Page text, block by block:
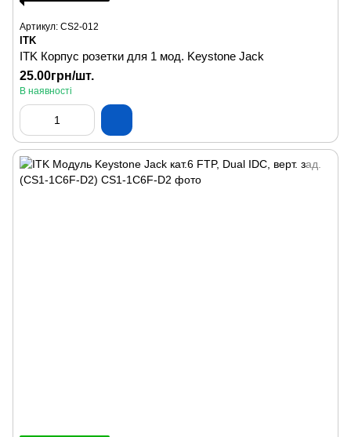
Артикул: CS2-012
ITK
ITK Корпус розетки для 1 мод. Keystone Jack
25.00грн/шт.
В наявності